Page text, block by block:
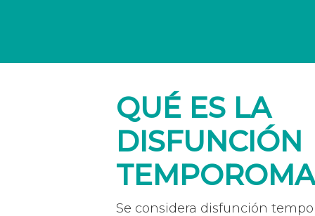
QUÉ ES LA
DISFUNCIÓN
Se considera disfunción